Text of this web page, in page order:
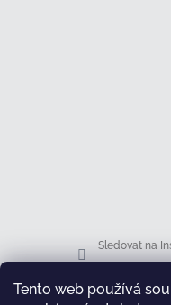
Tento web používá
Sledovat na
Facebook